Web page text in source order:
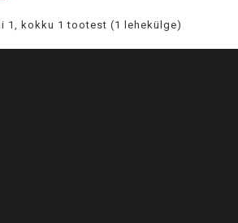
1, kokku 1 tootest (1 lehekülge)